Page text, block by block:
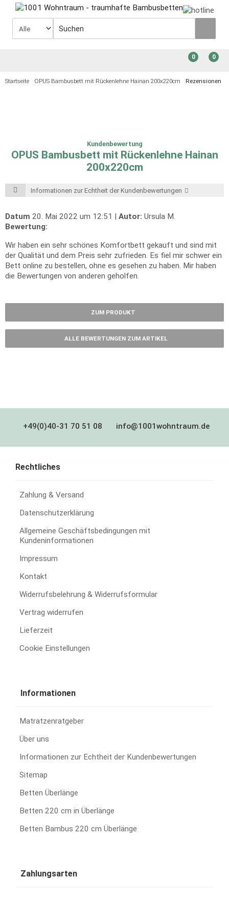
0
0
Startseite OPUS Bambusbett mit Rückenlehne Hainan 200x220cm Rezensionen
Kundenbewertung
OPUS Bambusbett mit Rückenlehne Hainan
200x220cm
Informationen zur Echtheit der Kundenbewertungen
Datum 20. Mai 2022 um 12:51 | Autor: Ursula M.
Bewertung:
Wir haben ein sehr schönes Komfortbett gekauft und sind mit
der Qualität und dem Preis sehr zufrieden. Es fiel mir schwer ein
Bett online zu bestellen, ohne es gesehen zu haben. Mir haben
die Bewertungen von anderen geholfen.
ZUM PRODUKT
ALLE BEWERTUNGEN ZUM ARTIKEL
+49(0)40-31 70 51 08 info@1001wohntraum.de
Rechtliches
Zahlung & Versand
Datenschutzerklärung
Allgemeine Geschäftsbedingungen mit
Kundeninformationen
Impressum
Kontakt
Widerrufsbelehrung & Widerrufsformular
Vertrag widerrufen
Lieferzeit
Cookie Einstellungen
Informationen
Matratzenratgeber
Über uns
Informationen zur Echtheit der Kundenbewertungen
Sitemap
Betten Überlänge
Betten 220 cm in Überlänge
Betten Bambus 220 cm Überlänge
Zahlungsarten